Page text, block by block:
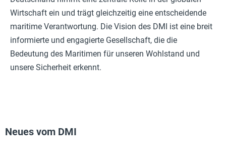
Wirtschaft ein und trägt gleichzeitig eine entscheidende
maritime Verantwortung. Die Vision des DMI ist eine breit
informierte und engagierte Gesellschaft, die die
Bedeutung des Maritimen für unseren Wohlstand und
unsere Sicherheit erkennt.
Neues vom DMI